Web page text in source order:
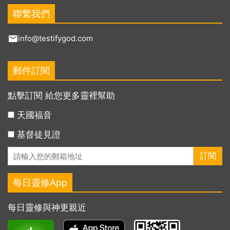
聯繫我們
info@testifygod.com
郵件訂閱
點擊訂閱 給您更多靈裡幫助
天國福音
基督徒見證
每日靈修App
每日靈修與神更親近